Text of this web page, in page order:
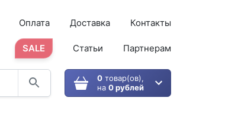
Оплата Доставка Контакты
SALE Статьи Партнерам
0товар(ов),
на 0 рублей